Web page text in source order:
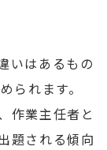
いはあるもの
られます。
作業主任者と
題される傾向